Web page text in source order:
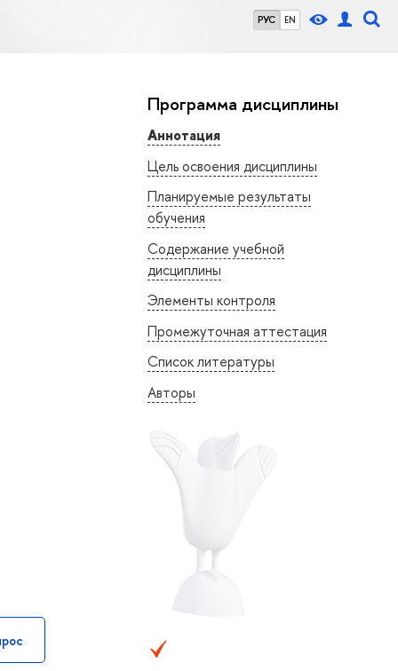
РУС EN
Программа дисциплины
Аннотация
Цель освоения дисциплины
Планируемые результаты
обучения
Содержание учебной
дисциплины
Элементы контроля
Промежуточная аттестация
Список литературы
Авторы